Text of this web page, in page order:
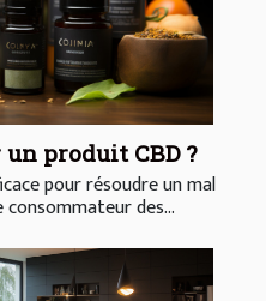
produit CBD ?
pour résoudre un mal
des...